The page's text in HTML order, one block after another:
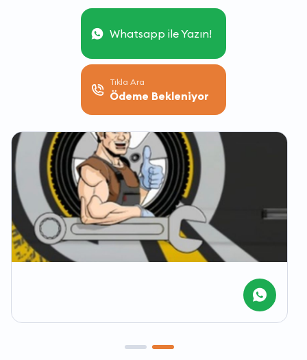
Whatsapp ile Yazın!
Tıkla Ara
Ödeme Bekleniyor